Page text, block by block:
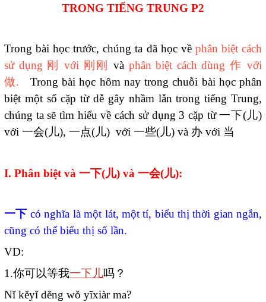
TRONG TIẾNG TRUNG P2
Trong bài học trước, chúng ta đã học về phân biệt cách
sử dụng 刚 với 刚刚
và phân biệt cách dùng 作 với
做. Trong bài học hôm nay trong chuỗi bài học phân
biệt một số cặp từ dễ gây nhầm lẫn trong tiếng Trung,
chúng ta sẽ tìm hiểu về cách sử dụng 3 cặp từ一下(儿)
với 一会(儿), 一点(儿) với 一些(儿) và 办 với 当
I. Phân biệt và 一下(儿) và 一会(儿):
一下có nghĩa là một lát, một tí, biểu thị thời gian ngắn,
cũng có thể biểu thị số lần.
VD:
1.你可以等我一下儿吗？
Nǐ kěyǐ děng wǒ yīxiàr ma?